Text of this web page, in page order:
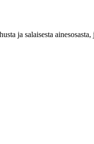
ja salaisesta